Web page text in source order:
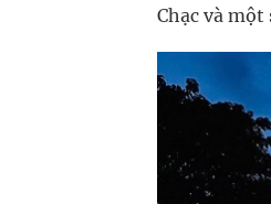
Chạc và